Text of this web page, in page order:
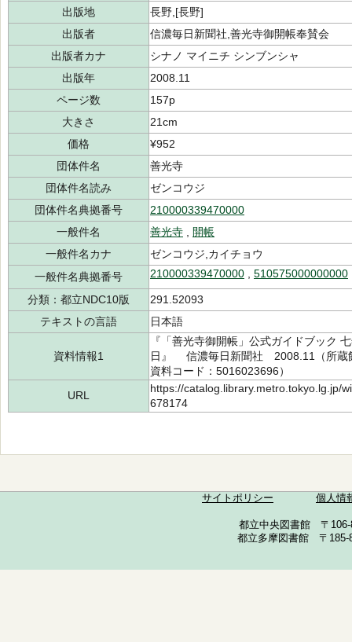
出版地
長野,[長野]
出版者
信濃毎日新聞社,善光寺御開帳奉賛会
出版者カナ
シナノ マイニチ シンブンシャ
出版年
2008.11
ページ数
157p
大きさ
21cm
価格
¥952
団体件名
善光寺
団体件名読み
ゼンコウジ
団体件名典拠番号
210000339470000
一般件名
善光寺
開帳
一般件名カナ
ゼンコウジ,カイチョウ
一般件名典拠番号
210000339470000 510575000000000
分類：都立NDC10版
291.52093
テキストの言語
日本語
資料情報1
『「善光寺御開帳」公式ガイドブック
日』 信濃毎日新聞社 2008.11（所
資料コード：5016023696）
URL
https://catalog.library.metro.tokyo.lg.jp/
678174
サイトポリシー 個人情
都立中央図書館 〒
都立多摩図書館 〒185-